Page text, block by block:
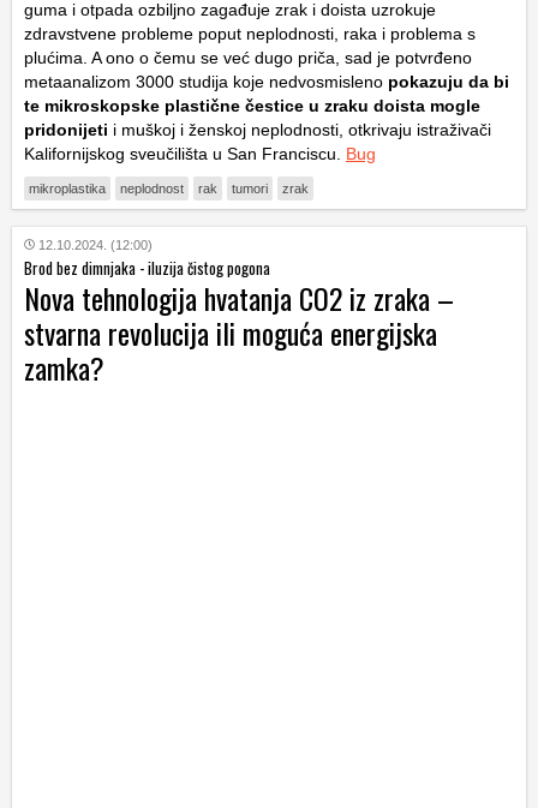
guma i otpada ozbiljno zagađuje zrak i doista uzrokuje
zdravstvene probleme poput neplodnosti, raka i problema s
plućima. A ono o čemu se već dugo priča, sad je potvrđeno
metaanalizom 3000 studija koje nedvosmisleno pokazuju da bi
te mikroskopske plastične čestice u zraku doista mogle
pridonijeti i muškoj i ženskoj neplodnosti, otkrivaju istraživači
Kalifornijskog sveučilišta u San Franciscu. Bug
mikroplastika neplodnost rak tumori zrak
12.10.2024. (12:00)
Brod bez dimnjaka - iluzija čistog pogona
Nova tehnologija hvatanja CO2 iz zraka –
stvarna revolucija ili moguća energijska
zamka?